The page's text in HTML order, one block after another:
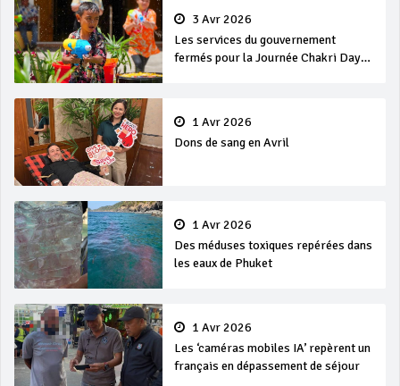
3 Avr 2026
Les services du gouvernement
fermés pour la Journée Chakri Day
1 Avr 2026
Dons de sang en Avril
1 Avr 2026
Des méduses toxiques repérées dans
les eaux de Phuket
1 Avr 2026
Les ‘caméras mobiles IA’ repèrent un
français en dépassement de séjour